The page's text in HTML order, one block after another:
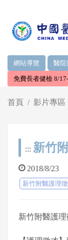
網站導覽 醫院
免費長者健檢 8/
首頁 影片專區
::: 新竹
2018/8/23
新竹附醫護理
新竹附醫護